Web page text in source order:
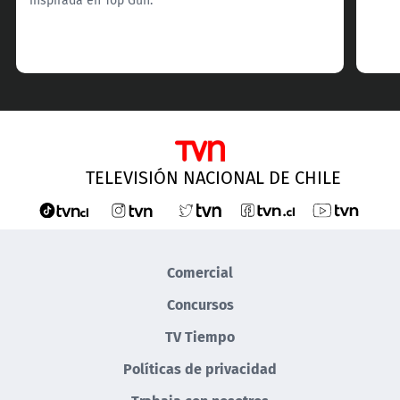
TELEVISIÓN NACIONAL DE CHILE
Comercial
Concursos
TV Tiempo
Políticas de privacidad